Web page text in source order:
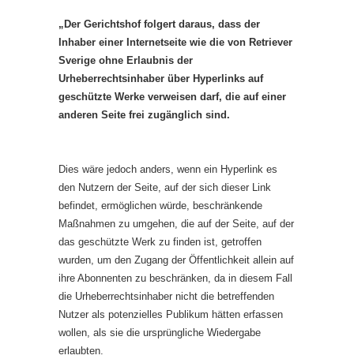
„Der Gerichtshof folgert daraus, dass der
Inhaber einer Internetseite wie die von Retriever
Sverige ohne Erlaubnis der
Urheberrechtsinhaber über Hyperlinks auf
geschützte Werke verweisen darf, die auf einer
anderen Seite frei zugänglich sind.
Dies wäre jedoch anders, wenn ein Hyperlink es
den Nutzern der Seite, auf der sich dieser Link
befindet, ermöglichen würde, beschränkende
Maßnahmen zu umgehen, die auf der Seite, auf der
das geschützte Werk zu finden ist, getroffen
wurden, um den Zugang der Öffentlichkeit allein auf
ihre Abonnenten zu beschränken, da in diesem Fall
die Urheberrechtsinhaber nicht die betreffenden
Nutzer als potenzielles Publikum hätten erfassen
wollen, als sie die ursprüngliche Wiedergabe
erlaubten.